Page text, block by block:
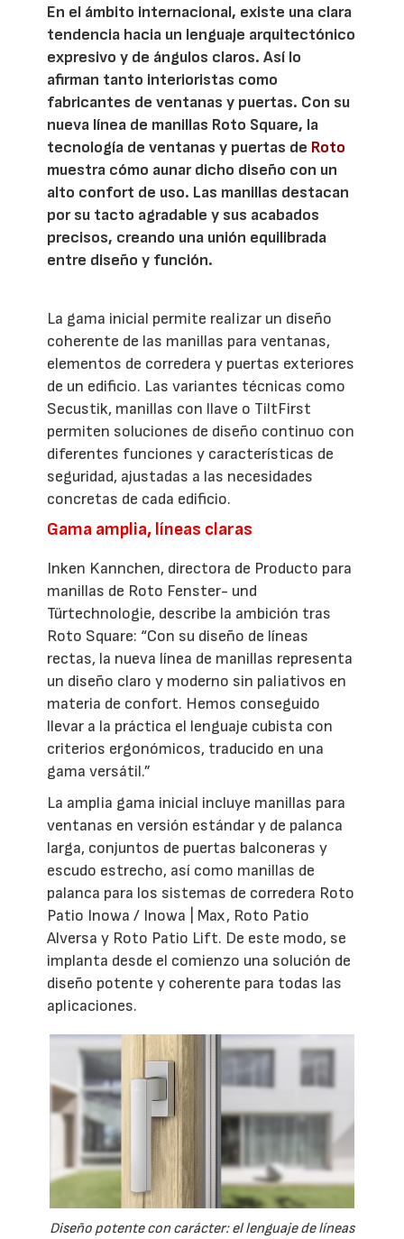
En el ámbito internacional, existe una clara
tendencia hacia un lenguaje arquitectónico
expresivo y de ángulos claros. Así lo
afirman tanto interioristas como
fabricantes de ventanas y puertas. Con su
nueva línea de manillas Roto Square, la
tecnología de ventanas y puertas de Roto
muestra cómo aunar dicho diseño con un
alto confort de uso. Las manillas destacan
por su tacto agradable y sus acabados
precisos, creando una unión equilibrada
entre diseño y función.
La gama inicial permite realizar un diseño
coherente de las manillas para ventanas,
elementos de corredera y puertas exteriores
de un edificio. Las variantes técnicas como
Secustik, manillas con llave o TiltFirst
permiten soluciones de diseño continuo con
diferentes funciones y características de
seguridad, ajustadas a las necesidades
concretas de cada edificio.
Gama amplia, líneas claras
Inken Kannchen, directora de Producto para
manillas de Roto Fenster- und
Türtechnologie, describe la ambición tras
Roto Square: “Con su diseño de líneas
rectas, la nueva línea de manillas representa
un diseño claro y moderno sin paliativos en
materia de confort. Hemos conseguido
llevar a la práctica el lenguaje cubista con
criterios ergonómicos, traducido en una
gama versátil.”
La amplia gama inicial incluye manillas para
ventanas en versión estándar y de palanca
larga, conjuntos de puertas balconeras y
escudo estrecho, así como manillas de
palanca para los sistemas de corredera Roto
Patio Inowa / Inowa | Max, Roto Patio
Alversa y Roto Patio Lift. De este modo, se
implanta desde el comienzo una solución de
diseño potente y coherente para todas las
aplicaciones.
Diseño potente con carácter: el lenguaje de líneas